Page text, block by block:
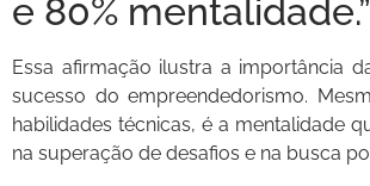
e 80% mentalidade.”
Essa afirmação ilustra a importância
sucesso do empreendedorismo.
habilidades técnicas, é a mentalidade
na superação de desafios e na busca